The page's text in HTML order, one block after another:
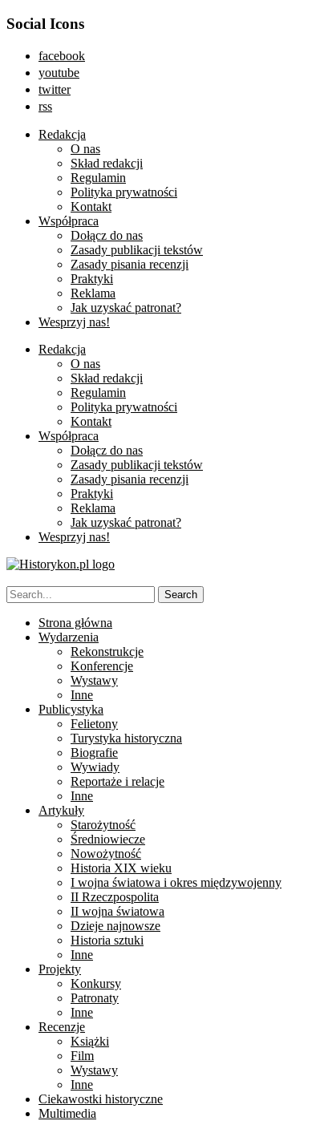
Social Icons
facebook
youtube
twitter
rss
Redakcja
O nas
Skład redakcji
Regulamin
Polityka prywatności
Kontakt
Współpraca
Dołącz do nas
Zasady publikacji tekstów
Zasady pisania recenzji
Praktyki
Reklama
Jak uzyskać patronat?
Wesprzyj nas!
Redakcja
O nas
Skład redakcji
Regulamin
Polityka prywatności
Kontakt
Współpraca
Dołącz do nas
Zasady publikacji tekstów
Zasady pisania recenzji
Praktyki
Reklama
Jak uzyskać patronat?
Wesprzyj nas!
Strona główna
Wydarzenia
Rekonstrukcje
Konferencje
Wystawy
Inne
Publicystyka
Felietony
Turystyka historyczna
Biografie
Wywiady
Reportaże i relacje
Inne
Artykuły
Starożytność
Średniowiecze
Nowożytność
Historia XIX wieku
I wojna światowa i okres międzywojenny
II Rzeczpospolita
II wojna światowa
Dzieje najnowsze
Historia sztuki
Inne
Projekty
Konkursy
Patronaty
Inne
Recenzje
Książki
Film
Wystawy
Inne
Ciekawostki historyczne
Multimedia